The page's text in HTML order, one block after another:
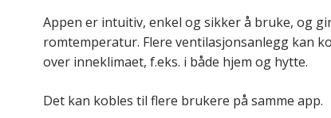
Appen er intuitiv, enkel og sikker å bruke, og
romtemperatur. Flere ventilasjonsanlegg kan
over inneklimaet, f.eks. i både hjem og hytte.
Det kan kobles til flere brukere på samme app.